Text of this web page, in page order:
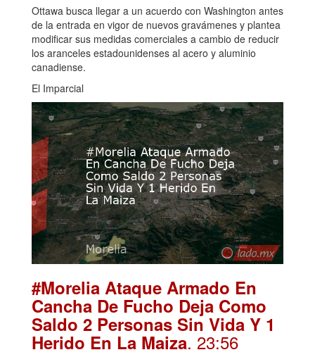
Ottawa busca llegar a un acuerdo con Washington antes
de la entrada en vigor de nuevos gravámenes y plantea
modificar sus medidas comerciales a cambio de reducir
los aranceles estadounidenses al acero y aluminio
canadiense.
El Imparcial
#Morelia Ataque Armado En
Cancha De Fucho Deja Como
Saldo 2 Personas Sin Vida Y 1
Herido En La Maiza. 23:56